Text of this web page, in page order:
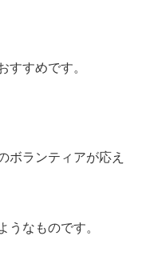
すすめです。
ボランティアが応え
うなものです。